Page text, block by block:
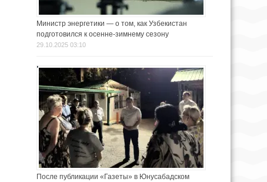
Министр энергетики — о том, как Узбекистан
подготовился к осенне-зимнему сезону
29.10.2025 03:10
После публикации «Газеты» в Юнусабадском